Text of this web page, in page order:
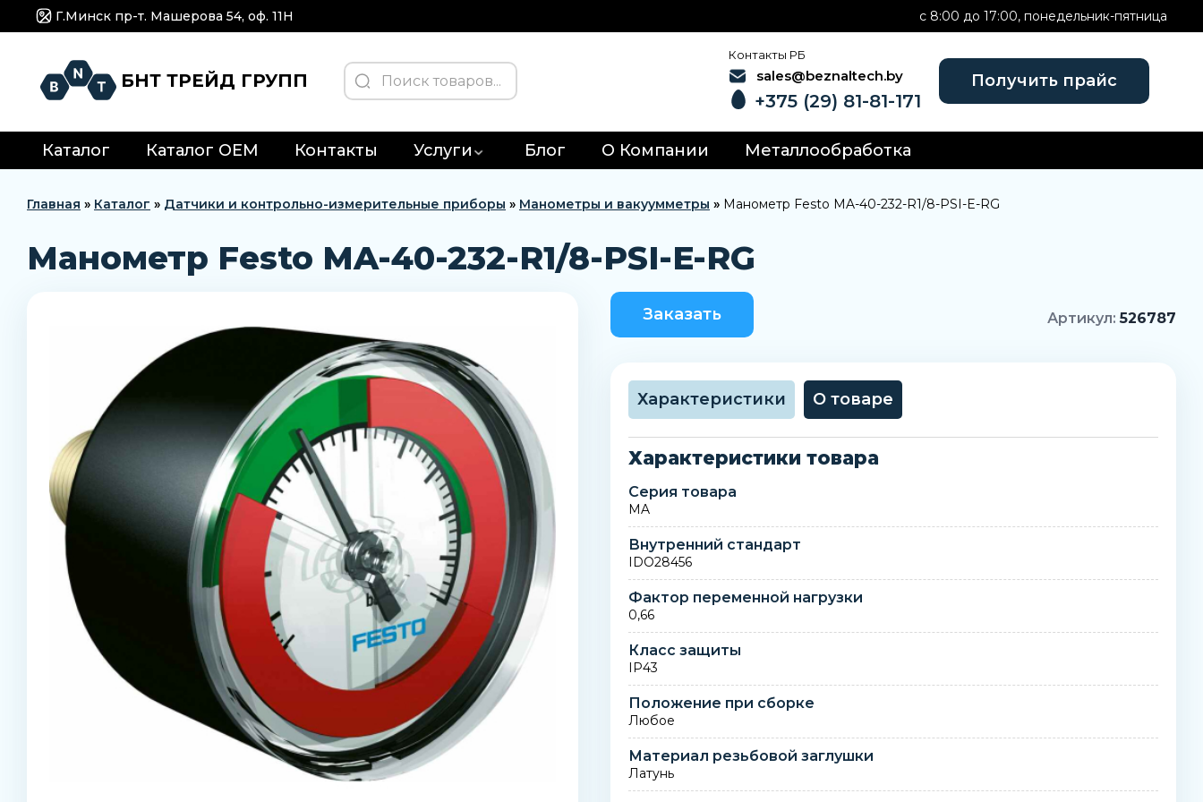
Г.Минск пр-т. Машерова 54, оф. 11H c 8:00 до 17:00, понедельник-пятница
БНТ ТРЕЙД ГРУПП
Контакты РБ
sales@beznaltech.by
+375 (29) 81-81-171
Получить прайс
Каталог Каталог OEM Контакты Услуги Блог О Компании Металлообработка
Главная » Каталог » Датчики и контрольно-измерительные приборы » Манометры и вакуумметры » Манометр Festo MA-40-232-R1/8-PSI-E-RG
Манометр Festo MA-40-232-R1/8-PSI-E-RG
Заказать Артикул:526787
Характеристики О товаре
Характеристики товара
Серия товара
MA
Внутренний стандарт
IDO28456
Фактор переменной нагрузки
0,66
Класс защиты
IP43
Положение при сборке
Любое
Материал резьбовой заглушки
Латунь